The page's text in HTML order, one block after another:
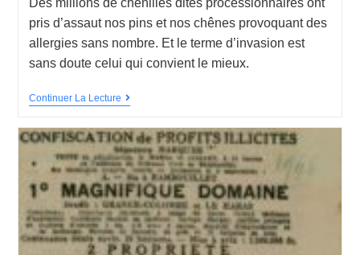
Des millions de chenilles dites processionnaires ont
pris d’assaut nos pins et nos chênes provoquant des
allergies sans nombre. Et le terme d’invasion est
sans doute celui qui convient le mieux.
Continuer La Lecture